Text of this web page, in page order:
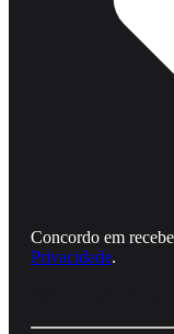
Concordo em
Privacidade.